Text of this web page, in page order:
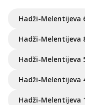
Hadži-Melentijeva
Hadži-Melentijeva
Hadži-Melentijeva
Hadži-Melentijeva
Hadži-Melentijeva